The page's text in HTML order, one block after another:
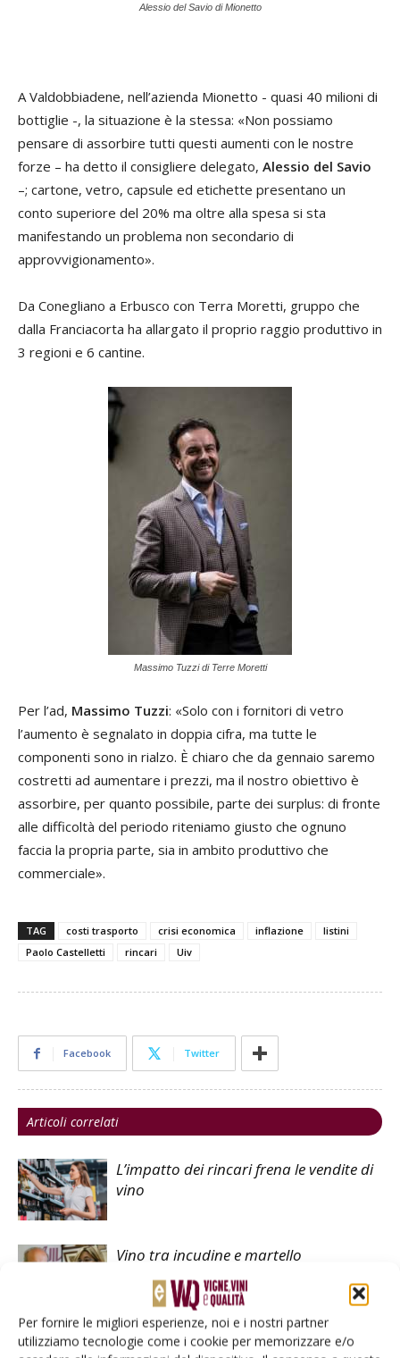
Per fornire le migliori esperienze, noi e i nostri partner
utilizziamo tecnologie come i cookie per memorizzare e/o
Alessio del Savio di Mionetto
A Valdobbiadene, nell’azienda Mionetto - quasi 40 milioni di
bottiglie -, la situazione è la stessa: «Non possiamo
pensare di assorbire tutti questi aumenti con le nostre
forze – ha detto il consigliere delegato, Alessio del Savio
–; cartone, vetro, capsule ed etichette presentano un
conto superiore del 20% ma oltre alla spesa si sta
manifestando un problema non secondario di
approvvigionamento».
Da Conegliano a Erbusco con Terra Moretti, gruppo che
dalla Franciacorta ha allargato il proprio raggio produttivo in
3 regioni e 6 cantine.
Massimo Tuzzi di Terre Moretti
Per l’ad, Massimo Tuzzi: «Solo con i fornitori di vetro
l’aumento è segnalato in doppia cifra, ma tutte le
componenti sono in rialzo. È chiaro che da gennaio saremo
costretti ad aumentare i prezzi, ma il nostro obiettivo è
assorbire, per quanto possibile, parte dei surplus: di fronte
alle difficoltà del periodo riteniamo giusto che ognuno
faccia la propria parte, sia in ambito produttivo che
commerciale».
TAG costi trasporto crisi economica inflazione
listini
Paolo Castelletti
rincari Uiv
Facebook Twitter
Articoli correlati
L’impatto dei rincari frena le vendite di
vino
Vino tra incudine e martello
Reagire alla crisi potenziando la filiera